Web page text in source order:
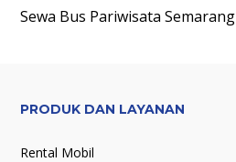
Sewa Bus Pariwisata Semarang
PRODUK DAN LAYANAN
Rental Mobil